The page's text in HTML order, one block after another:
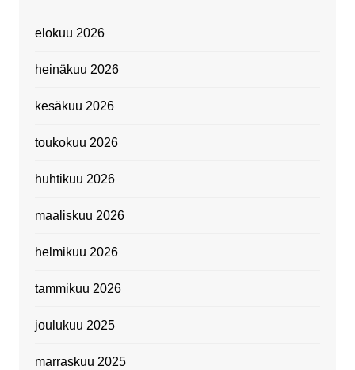
elokuu 2026
heinäkuu 2026
kesäkuu 2026
toukokuu 2026
huhtikuu 2026
maaliskuu 2026
helmikuu 2026
tammikuu 2026
joulukuu 2025
marraskuu 2025